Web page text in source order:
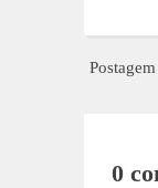
0